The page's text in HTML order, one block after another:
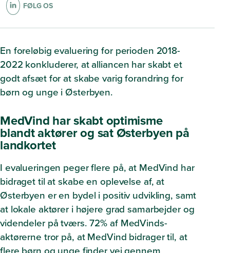
FØLG OS
En foreløbig evaluering for perioden 2018-
2022 konkluderer, at alliancen har skabt et
godt afsæt for at skabe varig forandring for
børn og unge i Østerbyen.
MedVind har skabt optimisme
blandt aktører og sat Østerbyen på
landkortet
I evalueringen peger flere på, at MedVind har
bidraget til at skabe en oplevelse af, at
Østerbyen er en bydel i positiv udvikling, samt
at lokale aktører i højere grad samarbejder og
videndeler på tværs. 72% af MedVinds-
aktørerne tror på, at MedVind bidrager til, at